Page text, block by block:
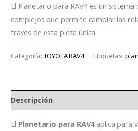
El Planetario para RAV4 es un sistema
complejos que permite cambiar las
través de esta pieza única.
Categoría:TOYOTA RAV4 Etiquetas:
Descripción
El Planetario para RAV4aplica para